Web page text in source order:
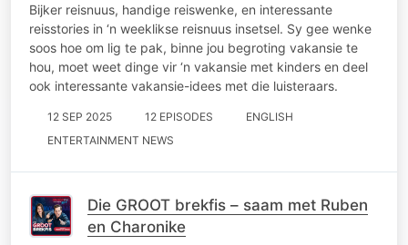
Bijker reisnuus, handige reiswenke, en interessante
reisstories in ‘n weeklikse reisnuus insetsel. Sy gee wenke
soos hoe om lig te pak, binne jou begroting vakansie te
hou, moet weet dinge vir ‘n vakansie met kinders en deel
ook interessante vakansie-idees met die luisteraars.
12 SEP 2025 12 EPISODES
ENGLISH
ENTERTAINMENT NEWS
Die GROOT brekfis – saam met Ruben
en Charonike